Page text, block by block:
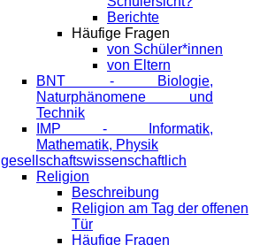
Berichte
Häufige Fragen
von Schüler*innen
von Eltern
BNT - Biologie,
Naturphänomene und
Technik
IMP - Informatik,
Mathematik, Physik
gesellschaftswissenschaftlich
Religion
Beschreibung
Religion am Tag der offenen
Tür
Häufige Fragen